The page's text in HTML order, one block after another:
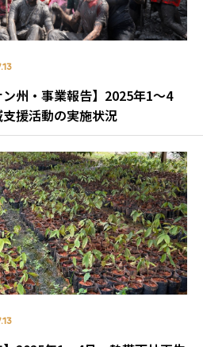
ン州・事業報告】2025年1～4
援活動の実施状況